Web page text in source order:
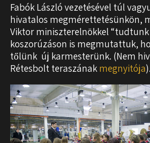
Fabók László vezetésével túl
hivatalos megmérettetésünkön,
Viktor miniszterelnökkel “tudtunk
koszorúzáson is megmutattuk,
tőlünk új karmesterünk. (Nem
Rétesbolt teraszának megnyitója).